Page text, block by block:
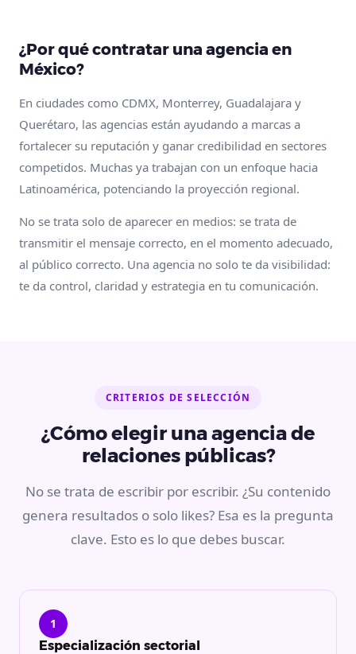
¿Por qué contratar una agencia en
México?
En ciudades como CDMX, Monterrey, Guadalajara y
Querétaro, las agencias están ayudando a marcas a
fortalecer su reputación y ganar credibilidad en sectores
competidos. Muchas ya trabajan con un enfoque hacia
Latinoamérica, potenciando la proyección regional.
No se trata solo de aparecer en medios: se trata de
transmitir el mensaje correcto, en el momento adecuado,
al público correcto. Una agencia no solo te da visibilidad:
te da control, claridad y estrategia en tu comunicación.
CRITERIOS DE SELECCIÓN
¿Cómo elegir una agencia de
relaciones públicas?
No se trata de escribir por escribir. ¿Su contenido
genera resultados o solo likes? Esa es la pregunta
clave. Esto es lo que debes buscar.
1
Especialización sectorial